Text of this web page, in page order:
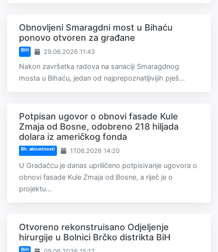
Obnovljeni Smaragdni most u Bihaću
ponovo otvoren za građane
BiH 29.06.2026 11:43
Nakon završetka radova na sanaciji Smaragdnog
mosta u Bihaću, jedan od najprepoznatljivijih pješ...
Potpisan ugovor o obnovi fasade Kule
Zmaja od Bosne, odobreno 218 hiljada
dolara iz američkog fonda
Bh. aktuelnosti 17.06.2026 14:20
U Gradačcu je danas upriličeno potpisivanje ugovora o
obnovi fasade Kule Zmaja od Bosne, a riječ je o
projektu...
Otvoreno rekonstruisano Odjeljenje
hirurgije u Bolnici Brčko distrikta BiH
BiH